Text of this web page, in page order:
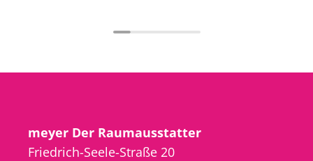
meyer Der Raumausstatter
Friedrich-Seele-Straße 20